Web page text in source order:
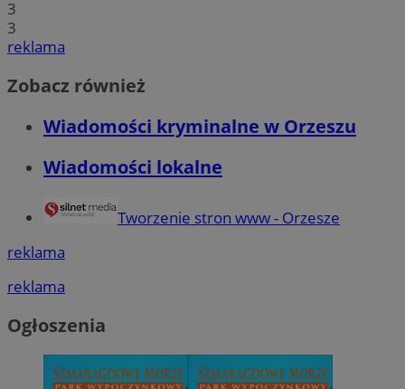
3
3
reklama
Zobacz również
Wiadomości kryminalne w Orzeszu
Wiadomości lokalne
Tworzenie stron www - Orzesze
reklama
reklama
Ogłoszenia